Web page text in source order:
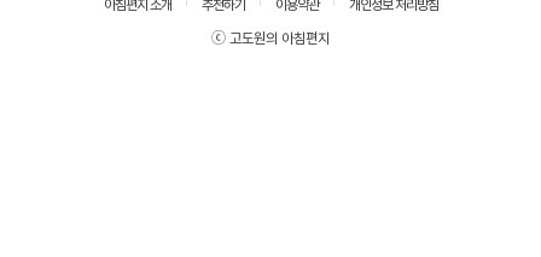
아침편지 소개 추천하기 이용약관
개인정보 처리방침
ⓒ 고도원의 아침편지